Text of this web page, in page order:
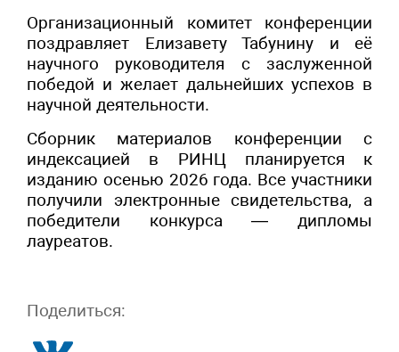
Организационный комитет конференции
поздравляет Елизавету Табунину и её
научного руководителя с заслуженной
победой и желает дальнейших успехов в
научной деятельности.
Сборник материалов конференции с
индексацией в РИНЦ планируется к
изданию осенью 2026 года. Все участники
получили электронные свидетельства, а
победители конкурса — дипломы
лауреатов.
Поделиться: